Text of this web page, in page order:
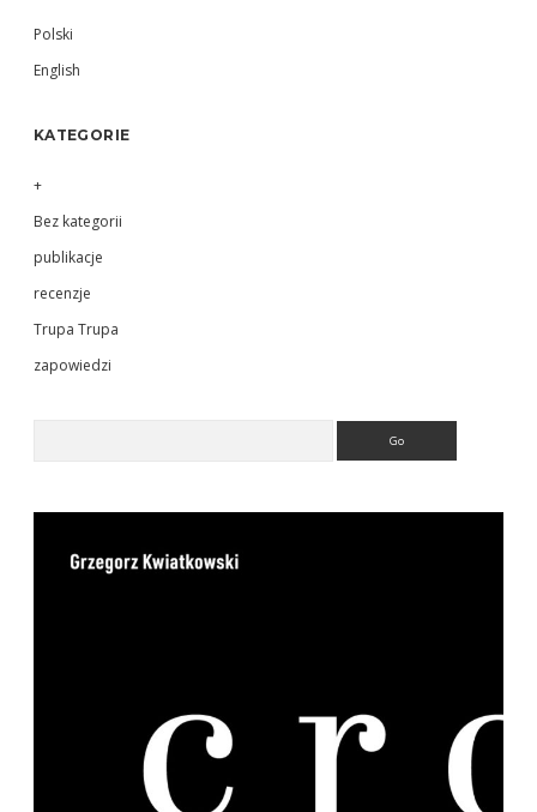
Sidebar
Polski
English
KATEGORIE
+
Bez kategorii
publikacje
recenzje
Trupa Trupa
zapowiedzi